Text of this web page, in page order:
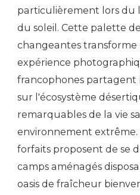
particulièrement lors du
du soleil. Cette palette
changeantes transforme
expérience
francophones partagent
sur l'écosystème
remarquables de la vie
environnement extrême.
forfaits proposent de se
camps aménagés
oasis de fraîcheur